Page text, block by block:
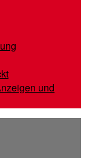
und